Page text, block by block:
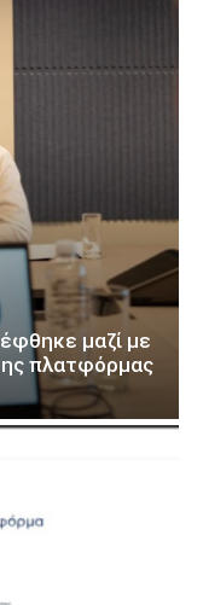
μαζί με
πλατφόρμας